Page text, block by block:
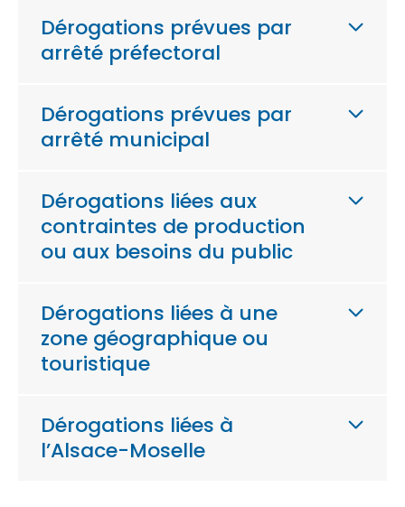
Dérogations prévues par
arrêté préfectoral
Dérogations prévues par
arrêté municipal
Dérogations liées aux
contraintes de production
ou aux besoins du public
Dérogations liées à une
zone géographique ou
touristique
Dérogations liées à
l’Alsace-Moselle